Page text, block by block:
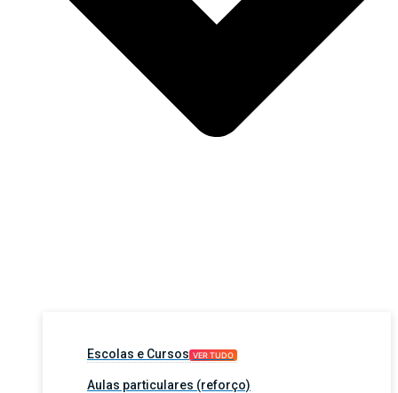
Escolas e Cursos VER TUDO
Aulas particulares (reforço)